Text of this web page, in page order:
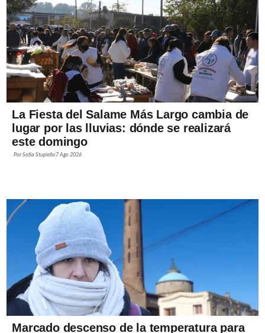
La Fiesta del Salame Más Largo cambia de
lugar por las lluvias: dónde se realizará
este domingo
PorSofía Stupiello 7 Ago 2026
Marcado descenso de la temperatura para